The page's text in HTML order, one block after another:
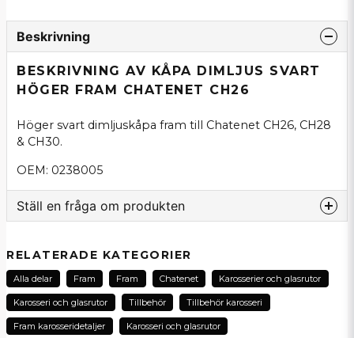
Beskrivning
BESKRIVNING AV KÅPA DIMLJUS SVART
HÖGER FRAM CHATENET CH26
Höger svart dimljuskåpa fram till Chatenet CH26, CH28
& CH30.
OEM: 0238005
Ställ en fråga om produkten
Fråga oss om denna produkt...
name
Namn
RELATERADE KATEGORIER
Alla delar Fram Fram Chatenet Karosserier och glasrutor
Karosseri och glasrutor Tillbehör Tillbehör karosseri
Fram karosseridetaljer Karosseri och glasrutor